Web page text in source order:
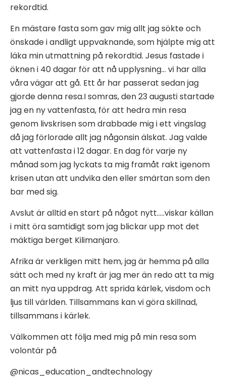
rekordtid.
En mästare fasta som gav mig allt jag sökte och
önskade i andligt uppvaknande, som hjälpte mig att
läka min utmattning på rekordtid. Jesus fastade i
öknen i 40 dagar för att nå upplysning… vi har alla
våra vägar att gå. Ett år har passerat sedan jag
gjorde denna resa.I somras, den 23 augusti startade
jag en ny vattenfasta, för att hedra min resa
genom livskrisen som drabbade mig i ett vingslag
då jag förlorade allt jag någonsin älskat. Jag valde
att vattenfasta i 12 dagar. En dag för varje ny
månad som jag lyckats ta mig framåt rakt igenom
krisen utan att undvika den eller smärtan som den
bar med sig.
Avslut är alltid en start på något nytt…..viskar källan
i mitt öra samtidigt som jag blickar upp mot det
mäktiga berget Kilimanjaro.
Afrika är verkligen mitt hem, jag är hemma på alla
sätt och med ny kraft är jag mer än redo att ta mig
an mitt nya uppdrag. Att sprida kärlek, visdom och
ljus till världen. Tillsammans kan vi göra skillnad,
tillsammans i kärlek.
Välkommen att följa med mig på min resa som
volontär på
@nicas_education_andtechnology